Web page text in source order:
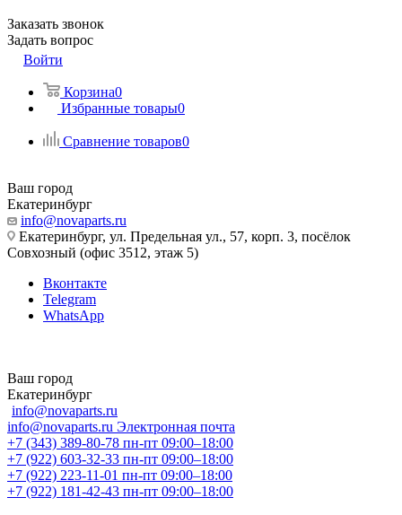
Заказать звонок
Задать вопрос
Войти
Корзина0
Избранные товары0
Сравнение товаров0
Ваш город
Екатеринбург
info@novaparts.ru
Екатеринбург, ул. Предельная ул., 57, корп. 3, посёлок
Совхозный (офис 3512, этаж 5)
Вконтакте
Telegram
WhatsApp
Ваш город
Екатеринбург
info@novaparts.ru
info@novaparts.ru Электронная почта
+7 (343) 389-80-78 пн-пт 09:00–18:00
+7 (922) 603-32-33 пн-пт 09:00–18:00
+7 (922) 223-11-01 пн-пт 09:00–18:00
+7 (922) 181-42-43 пн-пт 09:00–18:00